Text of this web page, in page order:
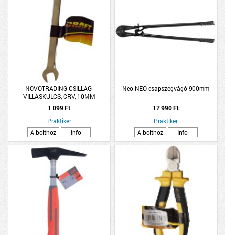
NOVOTRADING CSILLAG-
VILLÁSKULCS, CRV, 10MM
1 099 Ft
Praktiker
A bolthoz
Info
Neo NEO csapszegvágó 900mm
17 990 Ft
Praktiker
A bolthoz
Info